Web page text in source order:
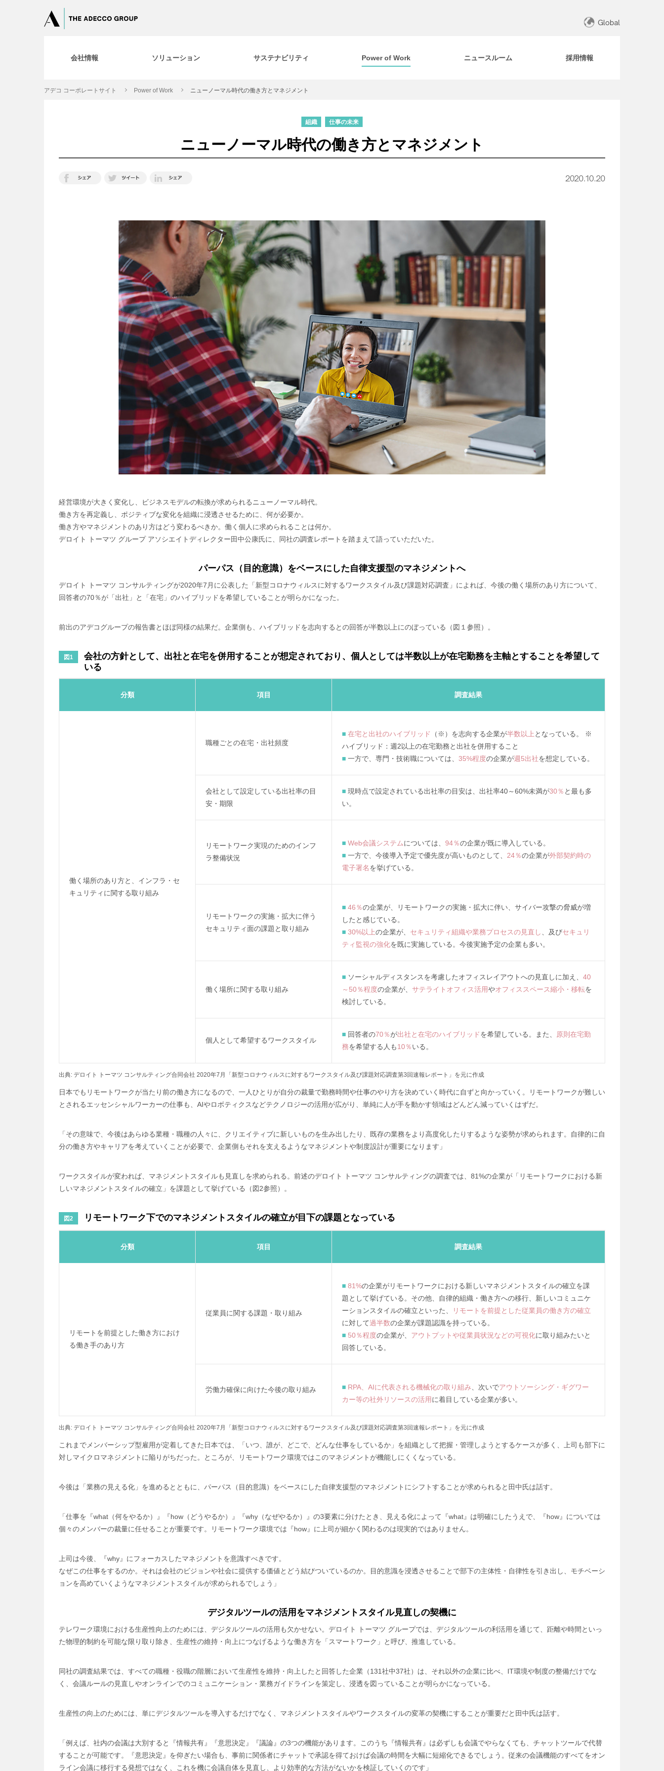
Global
会社情報 ソリューション サステナビリティ Power of Work ニュースルーム 採用情報
アデコ コーポレートサイト Power of Work ニューノーマル時代の働き方とマネジメント
組織 仕事の未来
ニューノーマル時代の働き方とマネジメント
2020.10.20
経営環境が大きく変化し、ビジネスモデルの転換が求められるニューノーマル時代。
働き方を再定義し、ポジティブな変化を組織に浸透させるために、何が必要か。
働き方やマネジメントのあり方はどう変わるべきか。働く個人に求められることは何か。
デロイト トーマツ グループ アソシエイトディレクター田中公康氏に、同社の調査レポートを踏まえて語っていただいた。
パーパス（目的意識）をベースにした自律支援型のマネジメントへ
デロイト トーマツ コンサルティングが2020年7月に公表した「新型コロナウィルスに対するワークスタイル及び課題対応調査」によれば、今後の働く場所のあり方について、
回答者の70％が「出社」と「在宅」のハイブリッドを希望していることが明らかになった。
前出のアデコグループの報告書とほぼ同様の結果だ。企業側も、ハイブリッドを志向するとの回答が半数以上にのぼっている（図１参照）。
図1
会社の方針として、出社と在宅を併用することが想定されており、個人としては半数以上が在宅勤務を主軸とすることを希望して
いる
分類 項目 調査結果
働く場所のあり方と、インフラ・セ
キュリティに関する取り組み
職種ごとの在宅・出社頻度
■ 在宅と出社のハイブリッド （※）を志向する企業が半数以上 となっている。 ※
ハイブリッド：週2以上の在宅勤務と出社を併用すること
■ 一方で、専門・技術職については、 35%程度の企業が週5出社を想定している。
会社として設定している出社率の目
安・期限
■ 現時点で設定されている出社率の目安は、出社率40～60%未満が30％ と最も多
い。
リモートワーク実現のためのインフ
ラ整備状況
■ Web会議システムについては、 94％の企業が既に導入している。
■ 一方で、今後導入予定で優先度が高いものとして、 24％の企業が外部契約時の
電子署名を挙げている。
リモートワークの実施・拡大に伴う
セキュリティ面の課題と取り組み
■ 46％の企業が、リモートワークの実施・拡大に伴い、サイバー攻撃の脅威が増
したと感じている。
■ 30%以上の企業が、 セキュリティ組織や業務プロセスの見直し 、及びセキュリ
ティ監視の強化を既に実施している。今後実施予定の企業も多い。
働く場所に関する取り組み
■ ソーシャルディスタンスを考慮したオフィスレイアウトへの見直しに加え、 40
～50％程度の企業が、 サテライトオフィス活用やオフィススペース縮小・移転を
検討している。
個人として希望するワークスタイル
■ 回答者の70％が出社と在宅のハイブリッドを希望している。また、
原則在宅勤
務を希望する人も10％いる。
出典: デロイト トーマツ コンサルティング合同会社 2020年7月「新型コロナウィルスに対するワークスタイル及び課題対応調査第3回速報レポート」を元に作成
日本でもリモートワークが当たり前の働き方になるので、一人ひとりが自分の裁量で勤務時間や仕事のやり方を決めていく時代に自ずと向かっていく。リモートワークが難しい
とされるエッセンシャルワーカーの仕事も、AIやロボティクスなどテクノロジーの活用が広がり、単純に人が手を動かす領域はどんどん減っていくはずだ。
「その意味で、今後はあらゆる業種・職種の人々に、クリエイティブに新しいものを生み出したり、既存の業務をより高度化したりするような姿勢が求められます。自律的に自
分の働き方やキャリアを考えていくことが必要で、企業側もそれを支えるようなマネジメントや制度設計が重要になります」
ワークスタイルが変われば、マネジメントスタイルも見直しを求められる。前述のデロイト トーマツ コンサルティングの調査では、81%の企業が「リモートワークにおける新
しいマネジメントスタイルの確立」を課題として挙げている（図2参照）。
図2 リモートワーク下でのマネジメントスタイルの確立が目下の課題となっている
分類 項目 調査結果
リモートを前提とした働き方におけ
る働き手のあり方
従業員に関する課題・取り組み
■ 81%の企業がリモートワークにおける新しいマネジメントスタイルの確立を課
題として挙げている。その他、自律的組織・働き方への移行、新しいコミュニケ
ーションスタイルの確立といった、
リモートを前提とした従業員の働き方の確立
に対して過半数の企業が課題認識を持っている。
■ 50％程度の企業が、 アウトプットや従業員状況などの可視化に取り組みたいと
回答している。
労働力確保に向けた今後の取り組み ■ RPA、AIに代表される機械化の取り組み 、次いでアウトソーシング・ギグワー
カー等の社外リソースの活用に着目している企業が多い。
出典: デロイト トーマツ コンサルティング合同会社 2020年7月「新型コロナウィルスに対するワークスタイル及び課題対応調査第3回速報レポート」を元に作成
これまでメンバーシップ型雇用が定着してきた日本では、「いつ、誰が、どこで、どんな仕事をしているか」を組織として把握・管理しようとするケースが多く、上司も部下に
対しマイクロマネジメントに陥りがちだった。ところが、リモートワーク環境ではこのマネジメントが機能しにくくなっている。
今後は「業務の見える化」を進めるとともに、パーパス（目的意識）をベースにした自律支援型のマネジメントにシフトすることが求められると田中氏は話す。
「仕事を『what（何をやるか）』『how（どうやるか）』『why（なぜやるか）』の3要素に分けたとき、見える化によって『what』は明確にしたうえで、『how』については
個々のメンバーの裁量に任せることが重要です。リモートワーク環境では『how』に上司が細かく関わるのは現実的ではありません。
上司は今後、『why』にフォーカスしたマネジメントを意識すべきです。
なぜこの仕事をするのか。それは会社のビジョンや社会に提供する価値とどう結びついているのか。目的意識を浸透させることで部下の主体性・自律性を引き出し、モチベーシ
ョンを高めていくようなマネジメントスタイルが求められるでしょう」
デジタルツールの活用をマネジメントスタイル見直しの契機に
テレワーク環境における生産性向上のためには、デジタルツールの活用も欠かせない。デロイト トーマツ グループでは、デジタルツールの利活用を通じて、距離や時間といっ
た物理的制約を可能な限り取り除き、生産性の維持・向上につなげるような働き方を「スマートワーク」と呼び、推進している。
同社の調査結果では、すべての職種・役職の階層において生産性を維持・向上したと回答した企業（131社中37社）は、それ以外の企業に比べ、IT環境や制度の整備だけでな
く、会議ルールの見直しやオンラインでのコミュニケーション・業務ガイドラインを策定し、浸透を図っていることが明らかになっている。
生産性の向上のためには、単にデジタルツールを導入するだけでなく、マネジメントスタイルやワークスタイルの変革の契機にすることが重要だと田中氏は話す。
「例えば、社内の会議は大別すると『情報共有』『意思決定』『議論』の3つの機能があります。このうち『情報共有』は必ずしも会議でやらなくても、チャットツールで代替
することが可能です。『意思決定』を仰ぎたい場合も、事前に関係者にチャットで承認を得ておけば会議の時間を大幅に短縮化できるでしょう。従来の会議機能のすべてをオン
ライン会議に移行する発想ではなく、これを機に会議自体を見直し、より効率的な方法がないかを検証していくのです」